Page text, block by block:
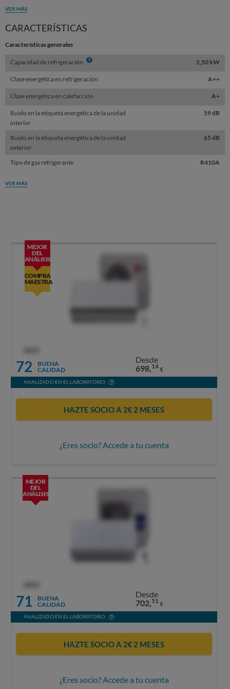
VER MÁS
CARACTERÍSTICAS
Características generales
Capacidad de refrigeración Info 2,50 kW
Clase energética en refrigeración A++
Clase energética en calefacción A+
Ruido en la etiqueta energética de la unidad
interior
59 dB
Ruido en la etiqueta energética de la unidad
exterior
65 dB
Tipo de gas refrigerante R410A
VER MÁS
MEJOR
DEL
ANÁLISIS
COMPRA
MAESTRA
72
BUENA
CALIDAD
Desde
698,14 €
ANALIZADO EN EL LABORATORIO
HAZTE SOCIO A 2€ 2 MESES
¿Eres socio? Accede a tu cuenta
MEJOR
DEL
ANÁLISIS
71
BUENA
CALIDAD
Desde
702,51 €
ANALIZADO EN EL LABORATORIO
HAZTE SOCIO A 2€ 2 MESES
¿Eres socio? Accede a tu cuenta